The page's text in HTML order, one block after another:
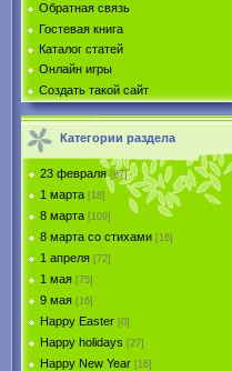
Обратная связь
Гостевая книга
Каталог статей
Онлайн игры
Создать такой сайт
Категории раздела
23 февраля [67]
1 марта [18]
8 марта [109]
8 марта со стихами [16]
1 апреля [72]
1 мая [75]
9 мая [16]
Happy Easter [0]
Happy holidays [27]
Happy New Year [16]